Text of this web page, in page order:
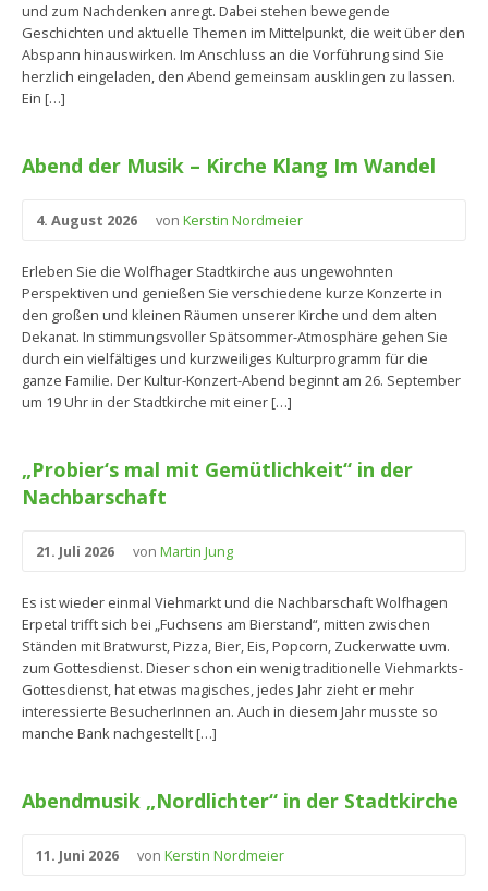
und zum Nachdenken anregt. Dabei stehen bewegende
Geschichten und aktuelle Themen im Mittelpunkt, die weit über den
Abspann hinauswirken. Im Anschluss an die Vorführung sind Sie
herzlich eingeladen, den Abend gemeinsam ausklingen zu lassen.
Ein […]
Abend der Musik – Kirche Klang Im Wandel
4. August 2026 von Kerstin Nordmeier
Erleben Sie die Wolfhager Stadtkirche aus ungewohnten
Perspektiven und genießen Sie verschiedene kurze Konzerte in
den großen und kleinen Räumen unserer Kirche und dem alten
Dekanat. In stimmungsvoller Spätsommer-Atmosphäre gehen Sie
durch ein vielfältiges und kurzweiliges Kulturprogramm für die
ganze Familie. Der Kultur-Konzert-Abend beginnt am 26. September
um 19 Uhr in der Stadtkirche mit einer […]
„Probier‘s mal mit Gemütlichkeit“ in der
Nachbarschaft
21. Juli 2026 von Martin Jung
Es ist wieder einmal Viehmarkt und die Nachbarschaft Wolfhagen
Erpetal trifft sich bei „Fuchsens am Bierstand“, mitten zwischen
Ständen mit Bratwurst, Pizza, Bier, Eis, Popcorn, Zuckerwatte uvm.
zum Gottesdienst. Dieser schon ein wenig traditionelle Viehmarkts-
Gottesdienst, hat etwas magisches, jedes Jahr zieht er mehr
interessierte BesucherInnen an. Auch in diesem Jahr musste so
manche Bank nachgestellt […]
Abendmusik „Nordlichter“ in der Stadtkirche
11. Juni 2026 von Kerstin Nordmeier